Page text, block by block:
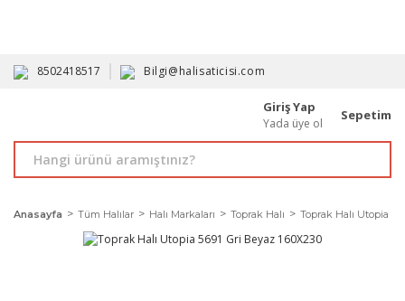
8502418517 Bilgi@halisaticisi.com
Giriş Yap
Yada üye ol
Sepetim
Anasayfa Tüm Halılar Halı Markaları Toprak Halı Toprak Halı Utopia